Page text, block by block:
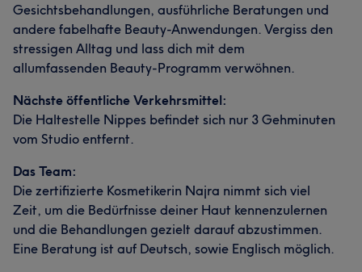
Gesichtsbehandlungen, ausführliche Beratungen und
andere fabelhafte Beauty-Anwendungen. Vergiss den
stressigen Alltag und lass dich mit dem
allumfassenden Beauty-Programm verwöhnen.
Nächste öffentliche Verkehrsmittel:
Die Haltestelle Nippes befindet sich nur 3 Gehminuten
vom Studio entfernt.
Das Team:
Die zertifizierte Kosmetikerin Najra nimmt sich viel
Zeit, um die Bedürfnisse deiner Haut kennenzulernen
und die Behandlungen gezielt darauf abzustimmen.
Eine Beratung ist auf Deutsch, sowie Englisch möglich.